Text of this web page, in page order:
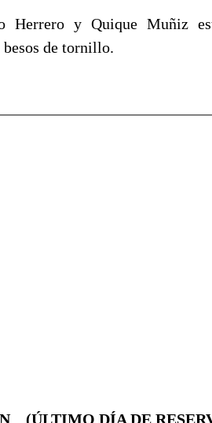
Herrero y Quique Muñiz
de tornillo.
(ÚLTIMO DÍA DE